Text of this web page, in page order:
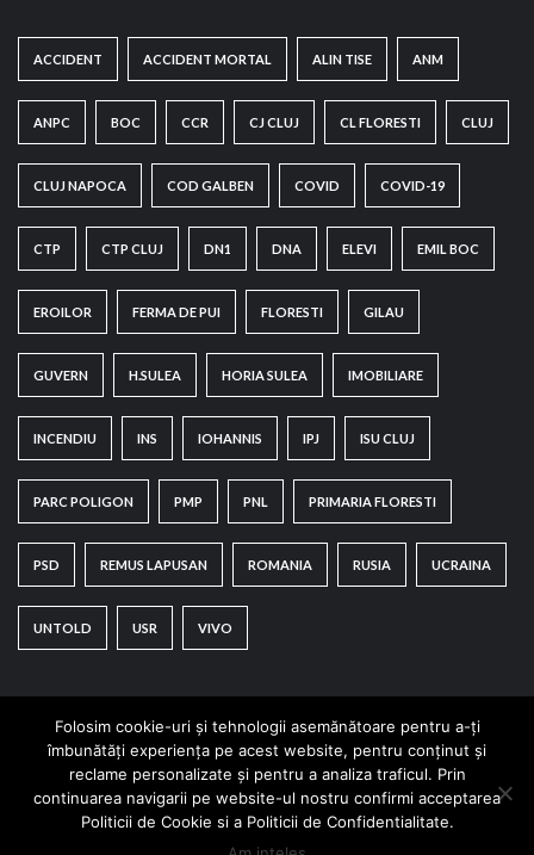
ACCIDENT ACCIDENT MORTAL ALIN TISE ANM
ANPC BOC CCR CJ CLUJ CL FLORESTI CLUJ
CLUJ NAPOCA COD GALBEN COVID COVID-19
CTP CTP CLUJ DN1 DNA ELEVI EMIL BOC
EROILOR FERMA DE PUI FLORESTI GILAU
GUVERN H.SULEA HORIA SULEA IMOBILIARE
INCENDIU INS IOHANNIS IPJ ISU CLUJ
PARC POLIGON PMP PNL PRIMARIA FLORESTI
PSD REMUS LAPUSAN ROMANIA RUSIA UCRAINA
UNTOLD USR VIVO
Copyright © All rights reserved.|CoverNewsby AF
themes.
Folosim cookie-uri și tehnologii asemănătoare pentru a-ți
îmbunătăți experiența pe acest website, pentru conținut și
reclame personalizate și pentru a analiza traficul. Prin
continuarea navigarii pe website-ul nostru confirmi acceptarea
Politicii de Cookie si a Politicii de Confidentialitate.